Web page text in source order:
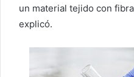
un material tejido con
explicó.